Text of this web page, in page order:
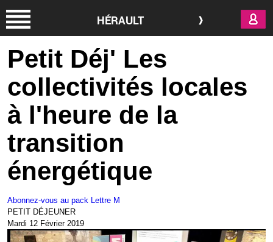
HÉRAULT
Petit Déj' Les
collectivités locales
à l'heure de la
transition
énergétique
Abonnez-vous au pack Lettre M
PETIT DÉJEUNER
Mardi 12 Février 2019